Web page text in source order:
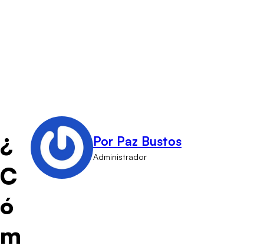
¿
C
ó
m
Por Paz Bustos
Administrador